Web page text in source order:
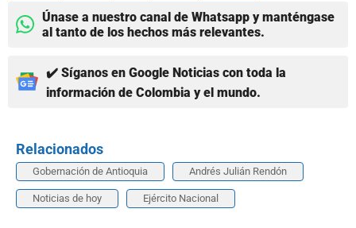
Únase a nuestro canal de Whatsapp y manténgase
al tanto de los hechos más relevantes.
✔️ Síganos en Google Noticias con toda la
información de Colombia y el mundo.
Relacionados
Gobernación de Antioquia Andrés Julián Rendón
Noticias de hoy Ejército Nacional